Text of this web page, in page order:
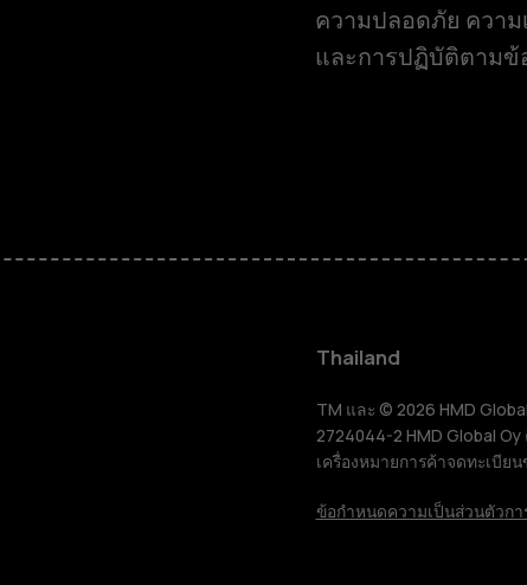
สมาร์ทโฟน
ฟีเจอร์โฟน
อุปกรณ์เส
แท็บเล็ต
ความปลอดภัย ควา
และการปฏิบัติตาม
Thailand
TM และ © 2026 HMD
2724044-2 HMD Global
เครื่องหมายการค้าจดทะเบีย
ข้อกำหนดความเป็นส่วนตัวก